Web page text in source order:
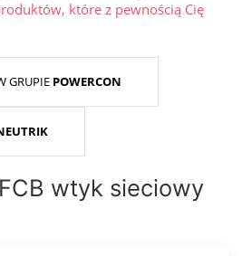
które z pewnością Cię
GRUPIE POWERCON
wtyk sieciowy